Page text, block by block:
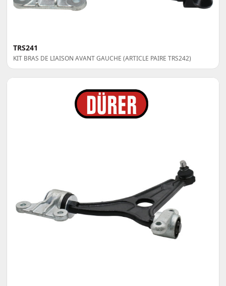
TRS241
KIT BRAS DE LIAISON AVANT GAUCHE (ARTICLE PAIRE TRS242)